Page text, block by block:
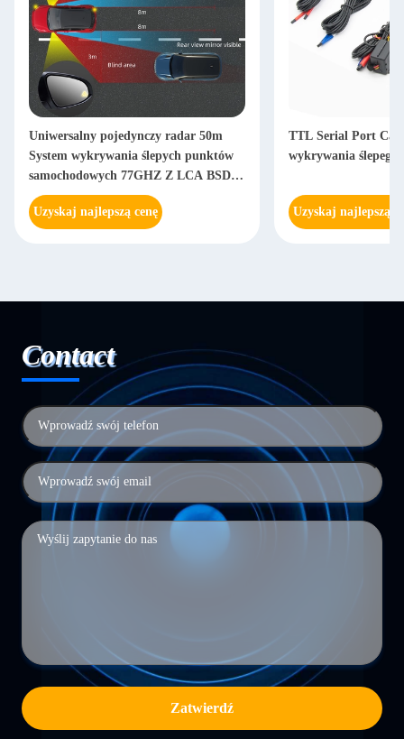
Uniwersalny pojedynczy radar 50m
System wykrywania ślepych punktów
samochodowych 77GHZ Z LCA BSD
AOA RCT
Uzyskaj najlepszą cenę
TTL Serial Port Car
wykrywania
Uzyskaj najlepszą
Contact
Zatwierdź